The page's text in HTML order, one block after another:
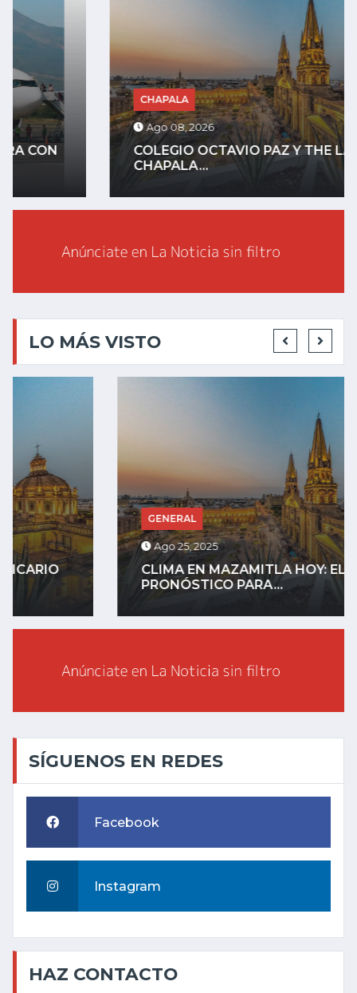
CHAPALA
Ago 08, 2026
COLEGIO OCTAVIO PAZ Y THE LAKE
LO MÁS VISTO
GENERAL
Ago 25, 2025
CLIMA EN MAZAMITLA HOY: EL
PRONÓSTICO PARA...
SÍGUENOS EN REDES
Facebook
Instagram
HAZ CONTACTO